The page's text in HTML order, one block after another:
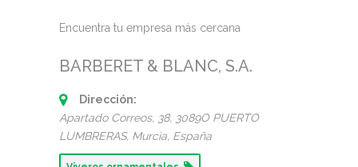
Encuentra tu empresa más cercana
BARBERET & BLANC, S.A.
Dirección:
Apartado Correos, 38, 3089O PUERTO
LUMBRERAS, Murcia, España